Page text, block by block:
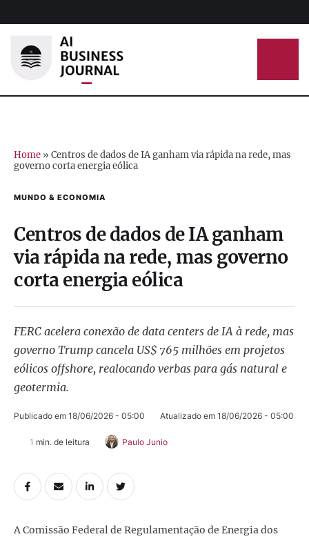
Home » Centros de dados de IA ganham via rápida na rede, mas
governo corta energia eólica
MUNDO & ECONOMIA
Centros de dados de IA ganham
via rápida na rede, mas governo
corta energia eólica
FERC acelera conexão de data centers de IA à rede, mas
governo Trump cancela US$ 765 milhões em projetos
eólicos offshore, realocando verbas para gás natural e
geotermia.
Publicado em 18/06/2026 - 05:00 Atualizado em 18/06/2026 - 05:00
1 min. de leitura Paulo Junio
A Comissão Federal de Regulamentação de Energia dos